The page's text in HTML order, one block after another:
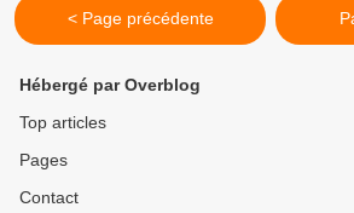
< Page précédente
Hébergé par Overblog
Top articles
Pages
Contact